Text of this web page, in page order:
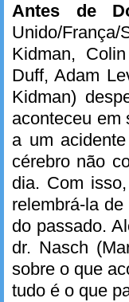
Antes de
Unido/
Kidman,
Duff, Adam
Kidman)
aconteceu em
a um
cérebro não
dia. Com
relembrá-la
do passado.
dr. Nasch
sobre o que
tudo é o que